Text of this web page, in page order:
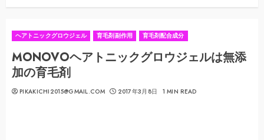
ヘアトニックグロウジェル 育毛剤副作用 育毛剤配合成分
MONOVOヘアトニックグロウジェルは無添
加の育毛剤
PIKAKICHI2015@GMAIL.COM 2017年3月8日 1 MIN READ